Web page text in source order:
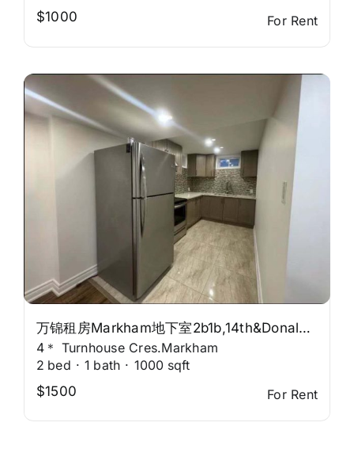
$1000
For Rent
万锦租房Markham地下室2b1b,14th&Donald Cousens
4＊ Turnhouse Cres.Markham
2 bed · 1 bath · 1000 sqft
$1500
For Rent